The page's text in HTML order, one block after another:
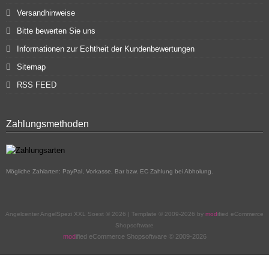
Versandhinweise
Bitte bewerten Sie uns
Informationen zur Echtheit der Kundenbewertungen
Sitemap
RSS FEED
Zahlungsmethoden
Mögliche Zahlarten: PayPal, Vorkasse, Bar bzw. EC Zahlung bei Abholung.
Angelcenter AngelSpezi XXL Soest © 2026 | Template © 2009-2026 by mod ified eCommerce
Shopsoftware
modified eCommerce Shopsoftware © 2009-2026